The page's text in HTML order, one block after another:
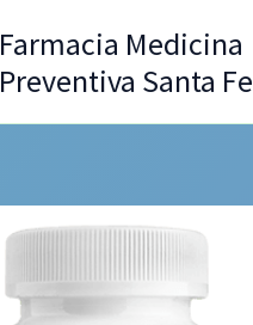
Farmacia Medicina
Preventiva Santa Fe